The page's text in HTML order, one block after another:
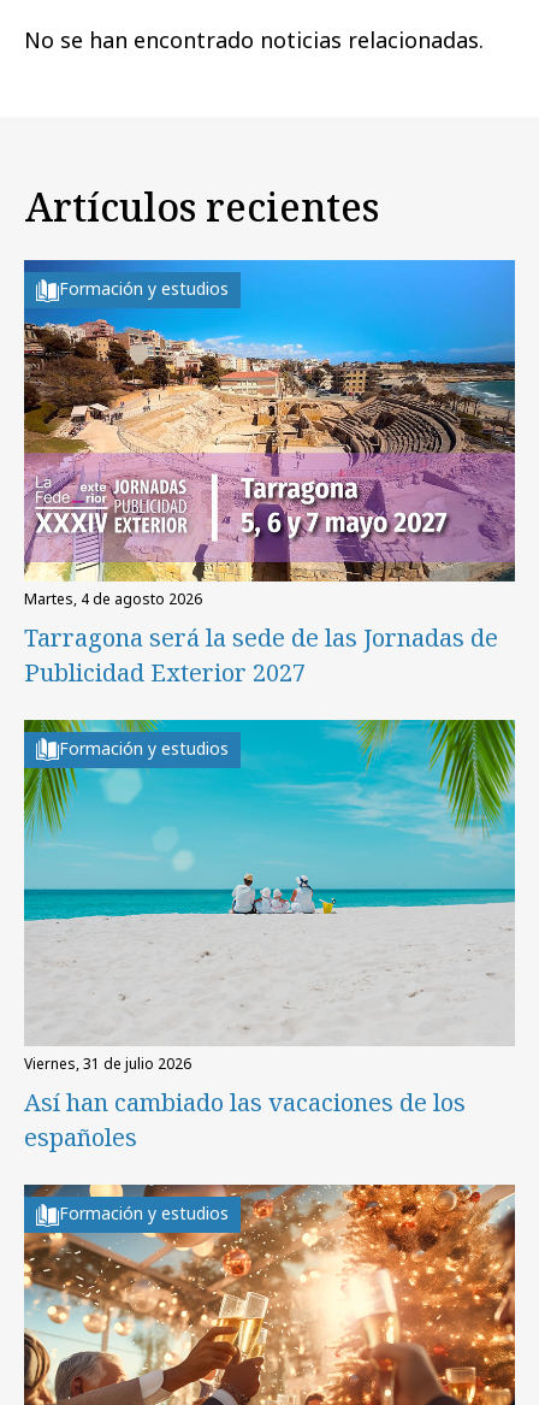
No se han encontrado noticias relacionadas.
Artículos recientes
Formación y estudios
martes, 4 de agosto 2026
Tarragona será la sede de las Jornadas de
Publicidad Exterior 2027
Formación y estudios
viernes, 31 de julio 2026
Así han cambiado las vacaciones de los
españoles
Formación y estudios